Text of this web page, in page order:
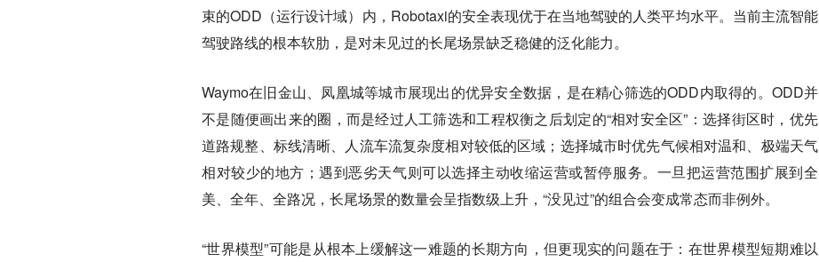
束的ODD（运行设计域）内，Robotaxi的安全表现优于在当地驾驶的人类平均水平。当前主流智能
驾驶路线的根本软肋，是对未见过的长尾场景缺乏稳健的泛化能力。
Waymo在旧金山、凤凰城等城市展现出的优异安全数据，是在精心筛选的ODD内取得的。ODD并
不是随便画出来的圈，而是经过人工筛选和工程权衡之后划定的“相对安全区”：选择街区时，优先
道路规整、标线清晰、人流车流复杂度相对较低的区域；选择城市时优先气候相对温和、极端天气
相对较少的地方；遇到恶劣天气则可以选择主动收缩运营或暂停服务。一旦把运营范围扩展到全
美、全年、全路况，长尾场景的数量会呈指数级上升，“没见过”的组合会变成常态而非例外。
“世界模型”可能是从根本上缓解这一难题的长期方向，但更现实的问题在于：在世界模型短期难以